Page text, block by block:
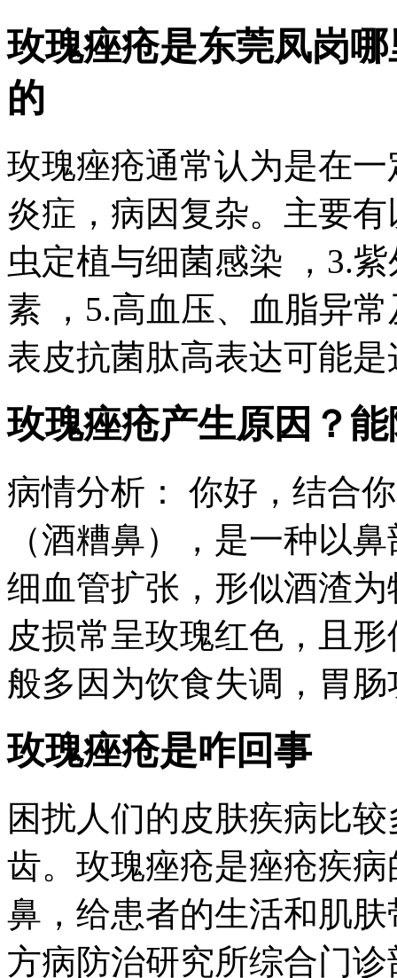
玫瑰痤疮是东莞凤岗
的
玫瑰痤疮通常认为是在
炎症，病因复杂。主要
虫定植与细菌感染 ，3.
素 ，5.高血压、血脂异
表皮抗菌肽高表达可能是
玫瑰痤疮产生原因？
病情分析： 你好，结合
（酒糟鼻），是一种以
细血管扩张，形似酒渣
皮损常呈玫瑰红色，且
般多因为饮食失调，胃
玫瑰痤疮是咋回事
困扰人们的皮肤疾病比
齿。玫瑰痤疮是痤疮疾
鼻，给患者的生活和肌
方病防治研究所综合门